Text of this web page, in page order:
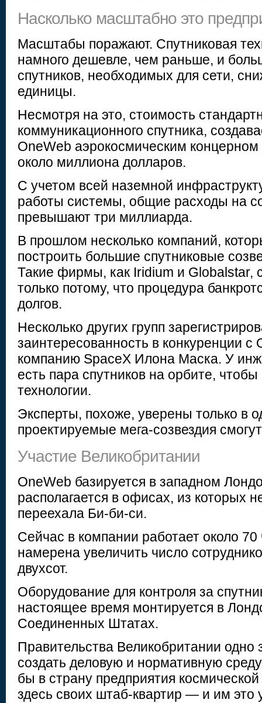
Насколько масштабно это
Масштабы поражают. Спутниковая
намного дешевле, чем раньше, и
спутников, необходимых для сети,
единицы.
Несмотря на это, стоимость
коммуникационного спутника,
OneWeb аэрокосмическим концерном
около миллиона долларов.
С учетом всей наземной
работы системы, общие расходы на
превышают три миллиарда.
В прошлом несколько компаний,
построить большие спутниковые
Такие фирмы, как Iridium и Globalstar,
только потому, что процедура
долгов.
Несколько других групп
заинтересованность в конкуренции с
компанию SpaceX Илона Маска. У
есть пара спутников на орбите,
технологии.
Эксперты, похоже, уверены только в
проектируемые мега-созвездия
Участие Великобритании
OneWeb базируется в западном
располагается в офисах, из которых
переехала Би-би-си.
Сейчас в компании работает около 70
намерена увеличить число
двухсот.
Оборудование для контроля за
настоящее время монтируется в
Соединенных Штатах.
Правительства Великобритании одно
создать деловую и нормативную
бы в страну предприятия
здесь своих штаб-квартир — и им это